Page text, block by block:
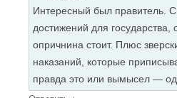
Интересный был правитель.
достижений для государства,
опричнина стоит. Плюс
наказаний, которые
правда это или вымысел —